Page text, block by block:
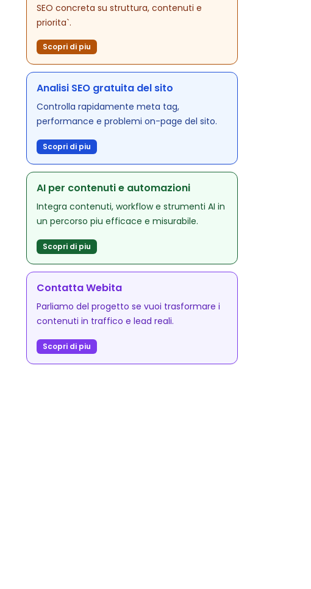
SEO concreta su struttura, contenuti e
priorita`.
Scopri di piu
Analisi SEO gratuita del sito
Controlla rapidamente meta tag,
performance e problemi on-page del sito.
Scopri di piu
AI per contenuti e automazioni
Integra contenuti, workflow e strumenti AI in
un percorso piu efficace e misurabile.
Scopri di piu
Contatta Webita
Parliamo del progetto se vuoi trasformare i
contenuti in traffico e lead reali.
Scopri di piu